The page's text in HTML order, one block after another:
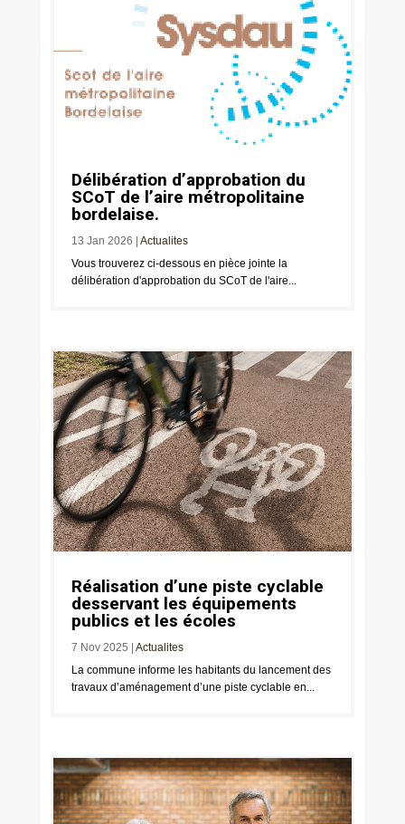
Délibération d’approbation du
SCoT de l’aire métropolitaine
bordelaise.
13 Jan 2026
Actualites
Vous trouverez ci-dessous en pièce jointe la
délibération d'approbation du SCoT de l'aire...
Réalisation d’une piste cyclable
desservant les équipements
publics et les écoles
7 Nov 2025 | Actualites
La commune informe les habitants du lancement des
travaux d’aménagement d’une piste cyclable en...